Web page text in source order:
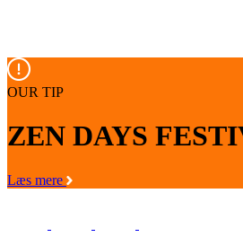
OUR TIP
ZEN DAYS
Læs mere